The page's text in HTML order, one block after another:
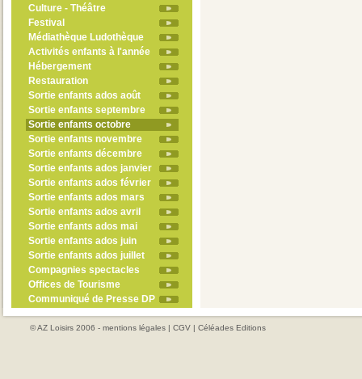
Culture - Théâtre
Festival
Médiathèque Ludothèque
Activités enfants à l'année
Hébergement
Restauration
Sortie enfants ados août
Sortie enfants septembre
Sortie enfants octobre
Sortie enfants novembre
Sortie enfants décembre
Sortie enfants ados janvier
Sortie enfants ados février
Sortie enfants ados mars
Sortie enfants ados avril
Sortie enfants ados mai
Sortie enfants ados juin
Sortie enfants ados juillet
Compagnies spectacles
Offices de Tourisme
Communiqué de Presse DP
© AZ Loisirs 2006 - mentions légales | CGV | Céléades Editions